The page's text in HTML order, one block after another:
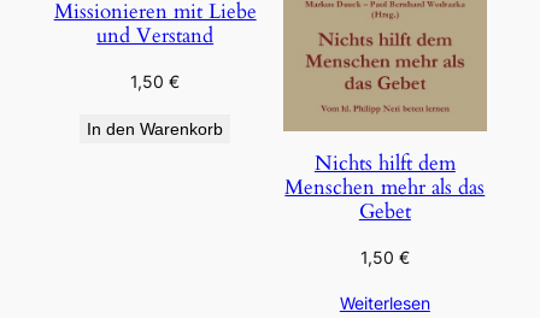
Missionieren mit Liebe
und Verstand
1,50€
In den Warenkorb
Nichts hilft dem
Menschen mehr als das
Gebet
1,50 €
Weiterlesen